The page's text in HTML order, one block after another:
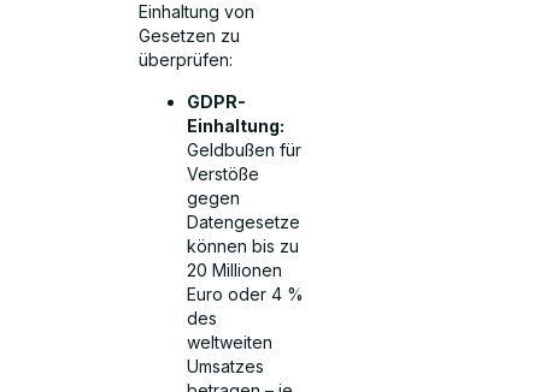
Einhaltung von
Gesetzen zu
überprüfen:
GDPR-
Einhaltung:
Geldbußen für
Verstöße
gegen
Datengesetze
können bis zu
20 Millionen
Euro oder 4 %
des
weltweiten
Umsatzes